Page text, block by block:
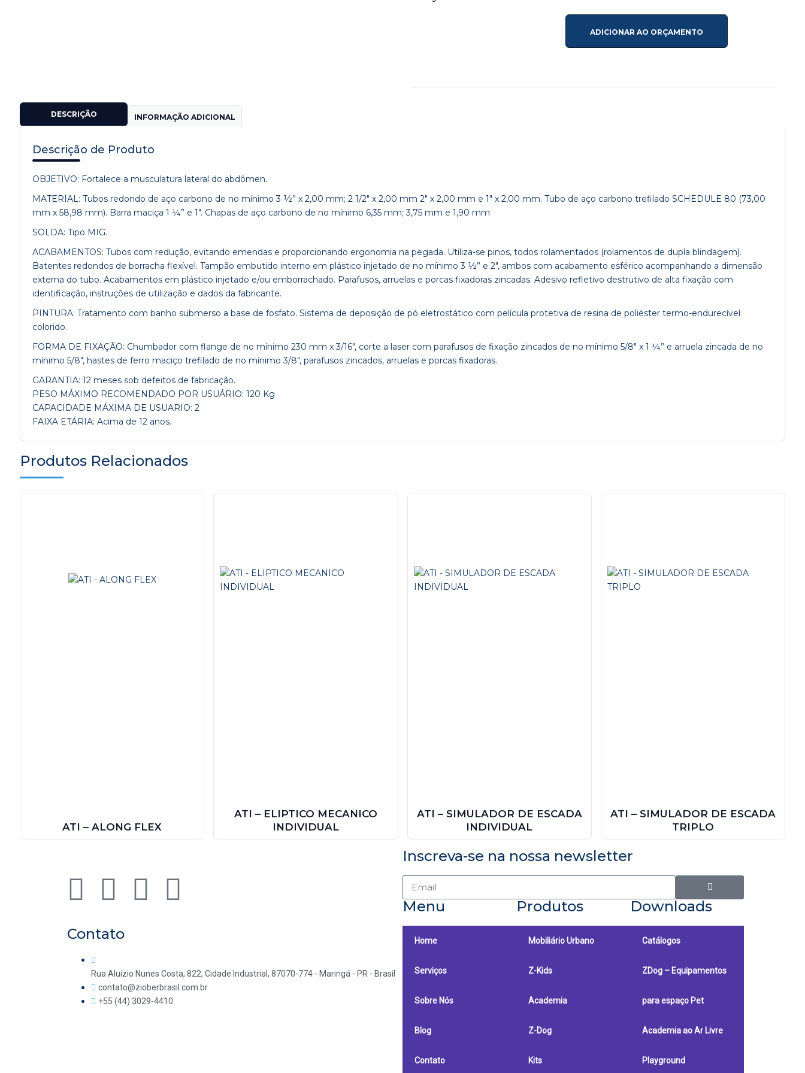
ADICIONAR AO ORÇAMENTO
DESCRIÇÃO INFORMAÇÃO ADICIONAL
Descrição de Produto
OBJETIVO: Fortalece a musculatura lateral do abdômen.
MATERIAL: Tubos redondo de aço carbono de no mínimo 3 ½” x 2,00 mm; 2 1/2″ x 2,00 mm 2″ x 2,00 mm e 1″ x 2,00 mm. Tubo de aço carbono trefilado SCHEDULE 80 (73,00
mm x 58,98 mm). Barra maciça 1 ¼” e 1″. Chapas de aço carbono de no mínimo 6,35 mm; 3,75 mm e 1,90 mm
SOLDA: Tipo MIG.
ACABAMENTOS: Tubos com redução, evitando emendas e proporcionando ergonomia na pegada. Utiliza-se pinos, todos rolamentados (rolamentos de dupla blindagem).
Batentes redondos de borracha flexível. Tampão embutido interno em plástico injetado de no mínimo 3 ½” e 2″, ambos com acabamento esférico acompanhando a dimensão
externa do tubo. Acabamentos em plástico injetado e/ou emborrachado. Parafusos, arruelas e porcas fixadoras zincadas. Adesivo refletivo destrutivo de alta fixação com
identificação, instruções de utilização e dados da fabricante.
PINTURA: Tratamento com banho submerso a base de fosfato. Sistema de deposição de pó eletrostático com película protetiva de resina de poliéster termo-endurecível
colorido.
FORMA DE FIXAÇÃO: Chumbador com flange de no mínimo 230 mm x 3/16″, corte a laser com parafusos de fixação zincados de no mínimo 5/8″ x 1 ¼” e arruela zincada de no
mínimo 5/8″, hastes de ferro maciço trefilado de no mínimo 3/8″, parafusos zincados, arruelas e porcas fixadoras.
GARANTIA: 12 meses sob defeitos de fabricação.
PESO MÁXIMO RECOMENDADO POR USUÁRIO: 120 Kg
CAPACIDADE MÁXIMA DE USUARIO: 2
FAIXA ETÁRIA: Acima de 12 anos.
Produtos Relacionados
ATI – ALONG FLEX
ATI – ELIPTICO MECANICO
INDIVIDUAL
ATI – SIMULADOR DE ESCADA
INDIVIDUAL
ATI – SIMULADOR DE ESCADA
TRIPLO
Contato
Rua Aluízio Nunes Costa, 822, Cidade Industrial, 87070-774 - Maringá - PR - Brasil
contato@zioberbrasil.com.br
+55 (44) 3029-4410
Inscreva-se na nossa newsletter
Menu
Home
Serviços
Sobre Nós
Blog
Contato
Produtos
Mobiliário Urbano
Z-Kids
Academia
Z-Dog
Kits
Downloads
Catálogos
ZDog – Equipamentos
para espaço Pet
Academia ao Ar Livre
Playground